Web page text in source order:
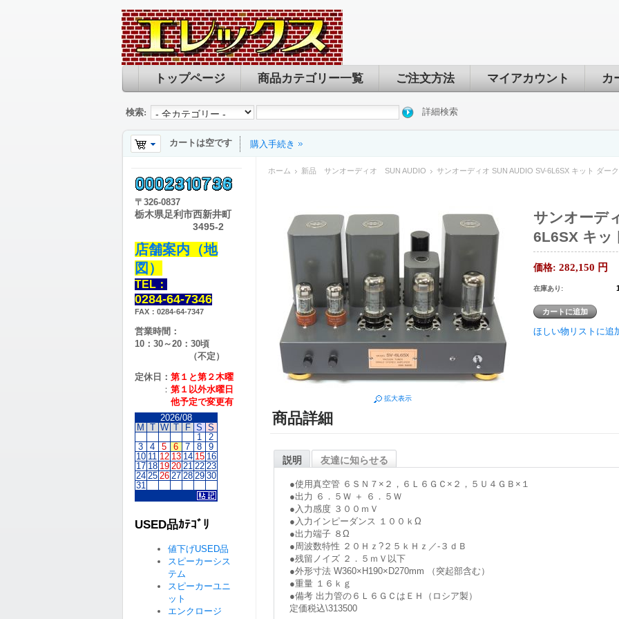
トップページ 商品カテゴリー一覧 ご注文方法 マイアカウント カ
検索: 詳細検索
カートは空です 購入手続き
ホーム 新品 サンオーディオ SUN AUDIO サンオーディオ SUN AUDIO SV-6L6SX キット ダー
拡大表示
サンオーデ
6L6SX キッ
価格: 282,150 円
在庫あり:
ほしい物リストに追
商品詳細
説明 友達に知らせる
●使用真空管 ６ＳＮ７×２，６Ｌ６ＧＣ×２，５Ｕ４ＧＢ×１
●出力 ６．５Ｗ ＋ ６．５Ｗ
●入力感度 ３００ｍＶ
●入力インピーダンス １００ｋΩ
●出力端子 ８Ω
●周波数特性 ２０Ｈｚ?２５ｋＨｚ／-３ｄＢ
●残留ノイズ ２．５ｍＶ以下
●外形寸法 W360×H190×D270mm （突起部含む）
●重量 １６ｋｇ
●備考 出力管の６Ｌ６ＧＣはＥＨ（ロシア製）
定価税込\313500
〒 326-0837
栃木県足利市西新井町
3495-2
店舗案内（地
図）
TEL：
0284-64-7346
FAX：0284-64-7347
営業時間：
10：30～20：30頃
（不定）
定休日： 第１と第２木曜
： 第１以外水曜日
他予定で変更有
2026/08
M
T W T F S S
1
2
3
4 5 6 7 8
9
10 11 12 13 14 15 16
17 18 19 20 21 22 23
24 25 26 27 28 29 30
31
USED品ｶﾃｺﾞﾘ
値下げUSED品
スピーカーシス
テム
スピーカーユニ
ット
エンクロージ